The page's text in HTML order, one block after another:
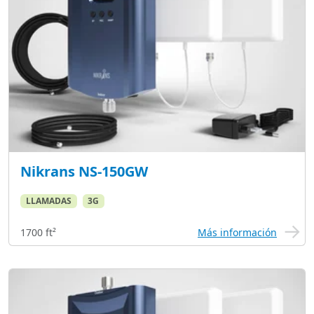
Nikrans NS-150GW
LLAMADAS 3G
1700 ft² Más información